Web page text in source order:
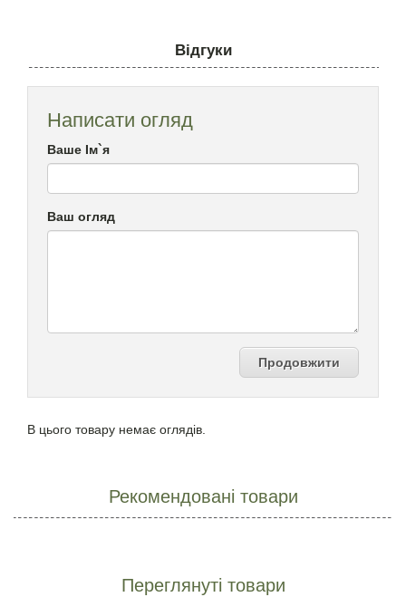
Відгуки
Написати огляд
Ваше Ім`я
Ваш огляд
Продовжити
В цього товару немає оглядів.
Рекомендовані товари
Переглянуті товари